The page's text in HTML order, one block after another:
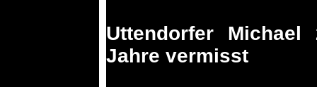
Uttendorfer Michael
Jahre vermisst